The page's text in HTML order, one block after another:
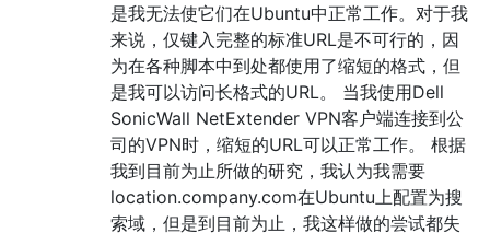
是我无法使它们在Ubuntu中正常工作。对于我
来说，仅键入完整的标准URL是不可行的，因
为在各种脚本中到处都使用了缩短的格式，但
是我可以访问长格式的URL。 当我使用Dell
SonicWall NetExtender VPN客户端连接到公
司的VPN时，缩短的URL可以正常工作。 根据
我到目前为止所做的研究，我认为我需要
location.company.com在Ubuntu上配置为搜
索域，但是到目前为止，我这样做的尝试都失